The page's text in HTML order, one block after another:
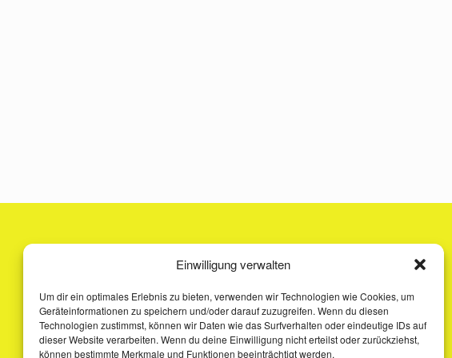
Einwilligung verwalten
Um dir ein optimales Erlebnis zu bieten, verwenden wir Technologien wie Cookies, um
Geräteinformationen zu speichern und/oder darauf zuzugreifen. Wenn du diesen
Technologien zustimmst, können wir Daten wie das Surfverhalten oder eindeutige IDs auf
dieser Website verarbeiten. Wenn du deine Einwilligung nicht erteilst oder zurückziehst,
können bestimmte Merkmale und Funktionen beeinträchtigt werden.